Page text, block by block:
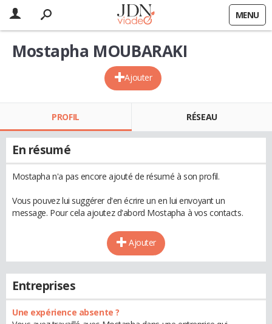
MENU
Ajouter
Mostapha MOUBARAKI
PROFIL RÉSEAU
En résumé
Mostapha n'a pas encore ajouté de résumé à son profil.
Vous pouvez lui suggérer d'en écrire un en lui envoyant un
message. Pour cela ajoutez d'abord Mostapha à vos contacts.
Ajouter
Entreprises
Une expérience absente ?